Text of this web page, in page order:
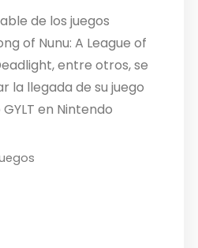
de los juegos
of Nunu: A League of
entre otros, se
la llegada de su juego
en Nintendo
tras su lanzamiento
PlayStation y
el bullying como tema